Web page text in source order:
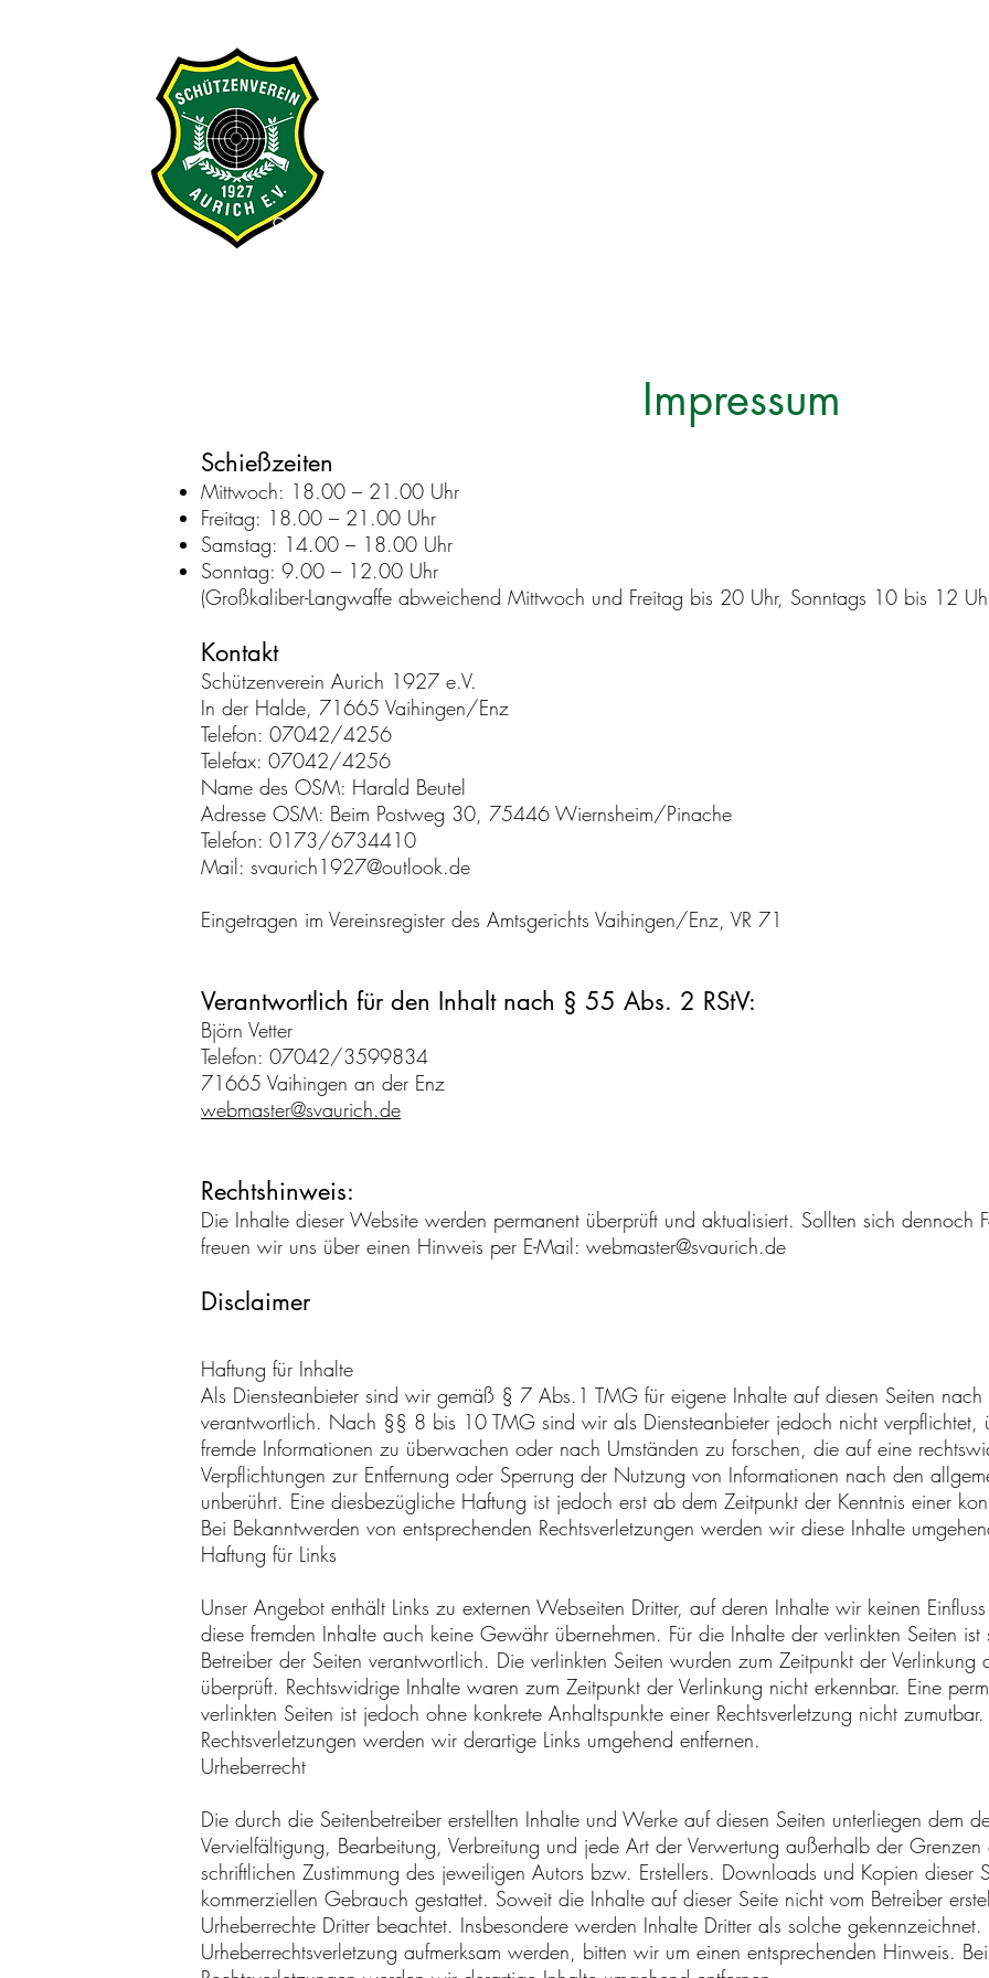
Start
Impressum
Schießzeiten
Mittwoch: 18.00 – 21.00 Uhr
Freitag: 18.00 – 21.00 Uhr
Samstag: 14.00 – 18.00 Uhr
Sonntag: 9.00 – 12.00 Uhr
(Großkaliber-Langwaffe abweichend Mittwoch und Freitag bis 20 Uhr, Sonntags 10 bis 12
Kontakt
Schützenverein Aurich 1927 e.V.
In der Halde, 71665 Vaihingen/Enz
Telefon: 07042/4256
Telefax: 07042/4256
Name des OSM: Harald Beutel
Adresse OSM: Beim Postweg 30, 75446 Wiernsheim/Pinache
Telefon: 0173/6734410
Mail: svaurich1927@outlook.de
Eingetragen im Vereinsregister des Amtsgerichts Vaihingen/Enz, VR 71
Verantwortlich für den Inhalt nach § 55 Abs. 2 RStV:
Björn Vetter
Telefon: 07042/3599834
71665 Vaihingen an der Enz
webmaster@svaurich.de
Rechtshinweis:
Die Inhalte dieser Website werden permanent überprüft und aktualisiert. Sollten sich dennoch
freuen wir uns über einen Hinweis per E-Mail: webmaster@svaurich.de
Disclaimer
Haftung für Inhalte
Als Diensteanbieter sind wir gemäß § 7 Abs.1 TMG für eigene Inhalte auf diesen Seiten
verantwortlich. Nach §§ 8 bis 10 TMG sind wir als Diensteanbieter jedoch nicht verpflichtet,
fremde Informationen zu überwachen oder nach Umständen zu forschen, die auf eine
Verpflichtungen zur Entfernung oder Sperrung der Nutzung von Informationen nach den
unberührt. Eine diesbezügliche Haftung ist jedoch erst ab dem Zeitpunkt der Kenntnis einer
Bei Bekanntwerden von entsprechenden Rechtsverletzungen werden wir diese Inhalte
Haftung für Links
Unser Angebot enthält Links zu externen Webseiten Dritter, auf deren Inhalte wir keinen
diese fremden Inhalte auch keine Gewähr übernehmen. Für die Inhalte der verlinkten Seiten
Betreiber der Seiten verantwortlich. Die verlinkten Seiten wurden zum Zeitpunkt der Verlinkung
überprüft. Rechtswidrige Inhalte waren zum Zeitpunkt der Verlinkung nicht erkennbar. Eine
verlinkten Seiten ist jedoch ohne konkrete Anhaltspunkte einer Rechtsverletzung nicht
Rechtsverletzungen werden wir derartige Links umgehend entfernen.
Urheberrecht
Die durch die Seitenbetreiber erstellten Inhalte und Werke auf diesen Seiten unterliegen dem
Vervielfältigung, Bearbeitung, Verbreitung und jede Art der Verwertung außerhalb der
schriftlichen Zustimmung des jeweiligen Autors bzw. Erstellers. Downloads und Kopien dieser
kommerziellen Gebrauch gestattet. Soweit die Inhalte auf dieser Seite nicht vom Betreiber
Urheberrechte Dritter beachtet. Insbesondere werden Inhalte Dritter als solche
Urheberrechtsverletzung aufmerksam werden, bitten wir um einen entsprechenden Hinweis.